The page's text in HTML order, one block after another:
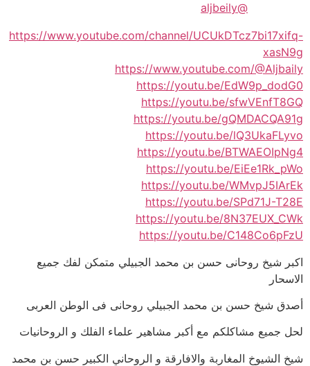
@aljbeily
https://www.youtube.com/channel/UCUkDTcz7bi17xifq-
xasN9g
https://www.youtube.com/@Aljbaily
https://youtu.be/EdW9p_dodG0
https://youtu.be/sfwVEnfT8GQ
https://youtu.be/gQMDACQA91g
https://youtu.be/lQ3UkaFLyvo
https://youtu.be/BTWAEOIpNg4
https://youtu.be/EiEe1Rk_pWo
https://youtu.be/WMvpJ5IArEk
https://youtu.be/SPd71J-T28E
https://youtu.be/8N37EUX_CWk
https://youtu.be/C148Co6pFzU
اكبر شيخ روحانى حسن بن محمد الجبيلي متمكن لفك جميع
الاسحار
أصدق شيخ حسن بن محمد الجبيلي روحانى فى الوطن العربى
لحل جميع مشاكلكم مع أكبر مشاهير علماء الفلك و الروحانيات
شيخ الشيوخ المغاربة والافارقة و الروحاني الكبير حسن بن محمد